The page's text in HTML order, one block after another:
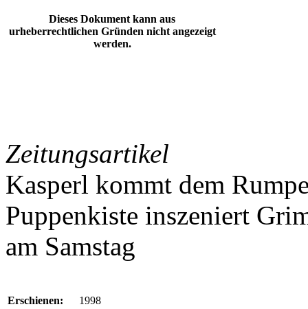
Dieses Dokument kann aus
urheberrechtlichen Gründen nicht angezeigt
werden.
Zeitungsartikel
Kasperl kommt dem
Puppenkiste inszeniert
am Samstag
Erschienen:
1998